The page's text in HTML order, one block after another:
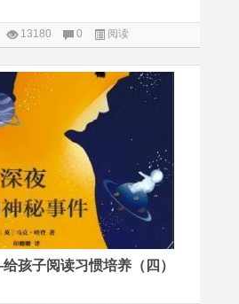
13180 0 阅读
孩子阅读习惯培养（四）